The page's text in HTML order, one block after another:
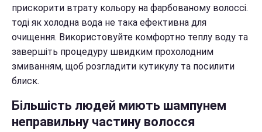
прискорити втрату кольору на фарбованому волоссі.
тоді як холодна вода не така ефективна для
очищення. Використовуйте комфортно теплу воду та
завершіть процедуру швидким прохолодним
змиванням, щоб розгладити кутикулу та посилити
блиск.
Більшість людей миють шампунем
неправильну частину волосся